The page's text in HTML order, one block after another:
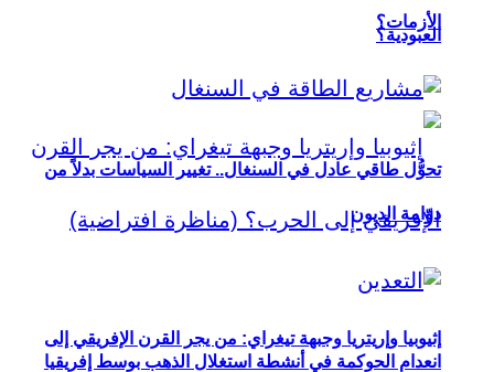
العبودية؟
إثيوبيا وإريتريا وجبهة تيغراي: من يجر القرن الإفريقي إلى
الأزمات؟
تحوُّل طاقي عادل في السنغال.. تغيير السياسات بدلاً من
دوّامة الديون
انعدام الحوكمة في أنشطة استغلال الذهب بوسط إفريقيا